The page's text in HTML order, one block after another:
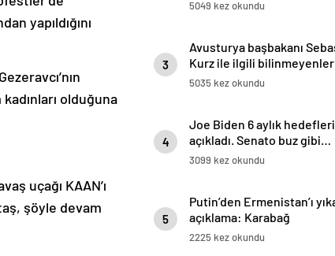
yapıldığını
olduğuna
şöyle devam
3
Kurz ile ilgili bilinmeyenler
5035 kez okundu
4
açıkladı. Senato buz gibi…
3099 kez okundu
5
açıklama: Karabağ
Azerbaycan’ın ayrılmaz bir
parçasıdır!
2225 kez okundu